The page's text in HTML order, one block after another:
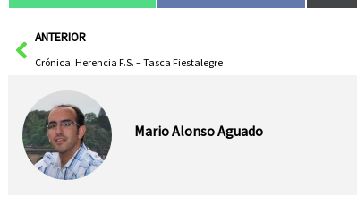
AntANTERIOR
Crónica: Herencia F.S. – Tasca Fiestalegre
Mario Alonso Aguado